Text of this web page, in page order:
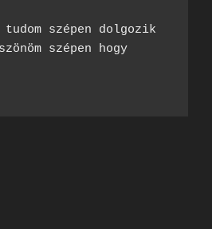
szépen dolgozik
szépen hogy